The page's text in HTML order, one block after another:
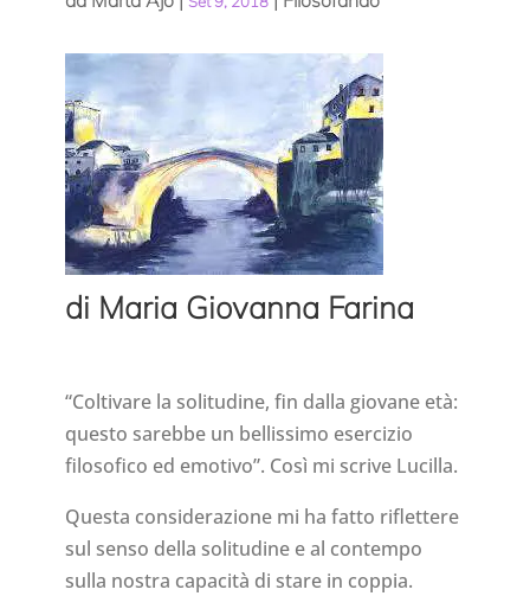
di Maria Giovanna Farina
“Coltivare la solitudine, fin dalla giovane età:
questo sarebbe un bellissimo esercizio
filosofico ed emotivo”. Così mi scrive Lucilla.
Questa considerazione mi ha fatto riflettere
sul senso della solitudine e al contempo
sulla nostra capacità di stare in coppia.